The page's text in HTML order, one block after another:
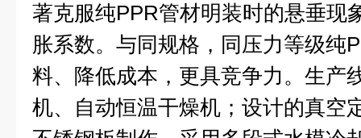
著克服纯PPR管材明装时的悬垂现
胀系数。与同规格，同压力等级纯
料、降低成本，更具竞争力。生产
机、自动恒温干燥机；设计的真空